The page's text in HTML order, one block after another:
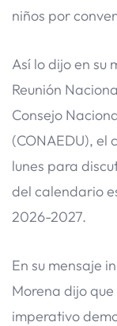
niños por
Así lo dijo en su
Reunión
Consejo
(CONAEDU), el
lunes para
del calendario
2026-2027.
En su mensaje
Morena dijo
imperativo